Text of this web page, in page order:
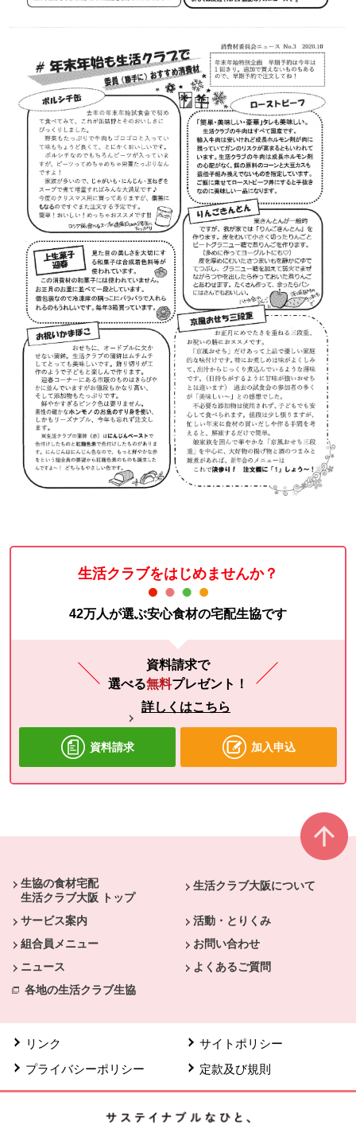
生活クラブをはじめませんか？
42万人が選ぶ安心食材の宅配生協です
資料請求で
選べる無料プレゼント！
詳しくはこちら
資料請求 加入申込
生協の食材宅配
生活クラブ大阪 トップ
生活クラブ大阪について
サービス案内
活動・とりくみ
組合員メニュー
お問い合わせ
ニュース
よくあるご質問
各地の生活クラブ生協
リンク
サイトポリシー
プライバシーポリシー
定款及び規則